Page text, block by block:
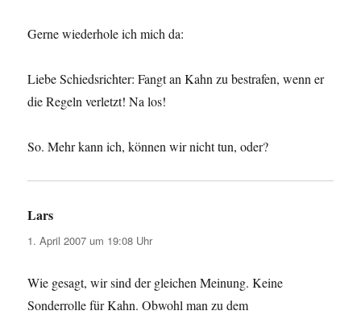
Gerne wiederhole ich mich da:
Liebe Schiedsrichter: Fangt an Kahn zu bestrafen, wenn er
die Regeln verletzt! Na los!
So. Mehr kann ich, können wir nicht tun, oder?
Lars
1. April 2007 um 19:08 Uhr
Wie gesagt, wir sind der gleichen Meinung. Keine
Sonderrolle für Kahn. Obwohl man zu dem